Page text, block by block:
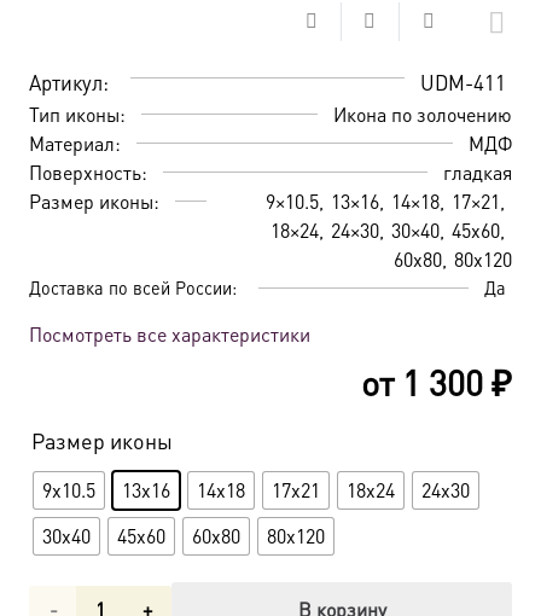
Артикул: UDM-411
Тип иконы:
Икона по золочению
Материал:
МДФ
Поверхность:
гладкая
Размер иконы:
9×10.5 13×16 14×18 17×21
18×24 24×30 30×40 45х60
60х80 80х120
Доставка по всей России: Да
Посмотреть все характеристики
от 1 300₽
Размер иконы
9x10.5 13x16 14x18 17x21 18x24
24x30
30x40
45х60 60х80 80х120
Количество
В корзину